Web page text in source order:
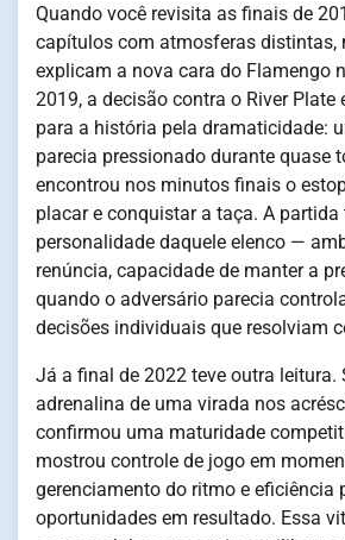
Quando você revisita as finais de
capítulos com atmosferas distintas,
explicam a nova cara do Flamengo
2019, a decisão contra o River Plate
para a história pela dramaticidade:
parecia pressionado durante quase
encontrou nos minutos finais o
placar e conquistar a taça. A partida
personalidade daquele elenco —
renúncia, capacidade de manter a
quando o adversário parecia
decisões individuais que resolviam
Já a final de 2022 teve outra leitura.
adrenalina de uma virada nos
confirmou uma maturidade
mostrou controle de jogo em
gerenciamento do ritmo e eficiência
oportunidades em resultado. Essa